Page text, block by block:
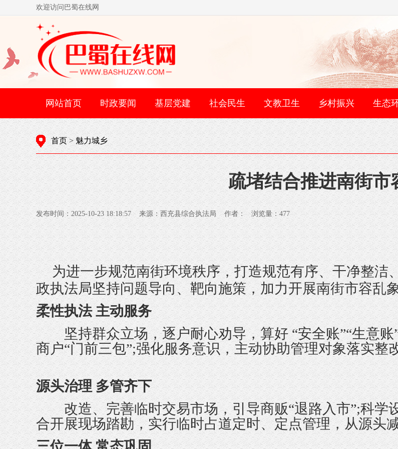
欢迎访问巴蜀在线网
网站首页 时政要闻 基层党建 社会民生 文教卫生 乡村振兴 生态
首页> 魅力城乡
疏堵结合推进南街市
发布时间：2025-10-23 18:18:57 来源：西充县综合执法局 作者： 浏览量： 477
为进一步规范南街环境秩序，打造规范有序、干净整洁
政执法局坚持问题导向、靶向施策，加力开展南街市容乱
柔性执法 主动服务
坚持群众立场，逐户耐心劝导，算好 “安全账”“生意账
商户“门前三包”;强化服务意识，主动协助管理对象落实整
源头治理 多管齐下
改造、完善临时交易市场，引导商贩“退路入市”;科学
合开展现场踏勘，实行临时占道定时、定点管理，从源头减